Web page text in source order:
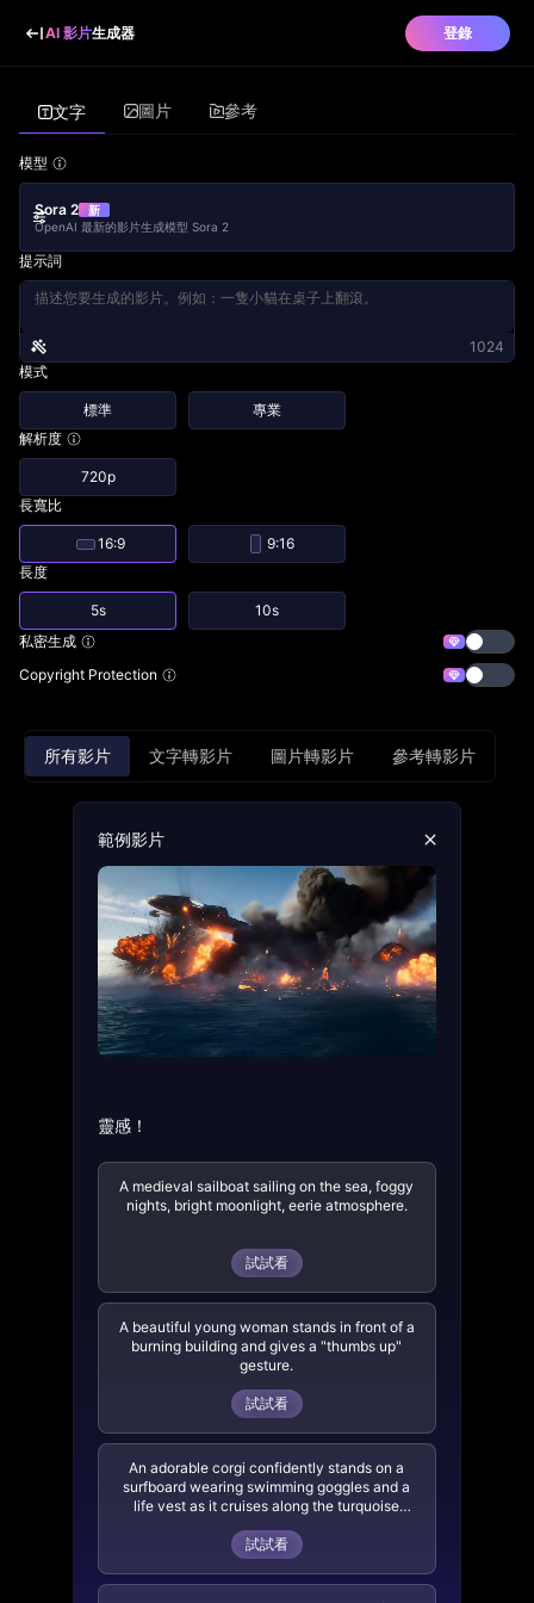
AI 影片生成器 登錄
文字 圖片 參考
模型
Sora 2
新
OpenAI 最新的影片生成模型 Sora 2
提示詞
1024
模式
標準
專業
解析度
720p
長寬比
16:9
9:16
長度
5s
10s
私密生成
Copyright Protection
所有影片 文字轉影片 圖片轉影片 參考轉影片
範例影片
靈感！
A medieval sailboat sailing on the sea, foggy
nights, bright moonlight, eerie atmosphere.
試試看
A beautiful young woman stands in front of a
burning building and gives a "thumbs up"
gesture.
試試看
An adorable corgi confidently stands on a
surfboard wearing swimming goggles and a
life vest as it cruises along the turquoise
digital render art style.
試試看